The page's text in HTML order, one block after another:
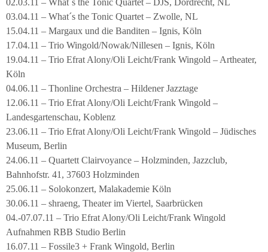
02.03.11 – What´s the Tonic Quartet – DJS, Dordrecht, NL
03.04.11 – What´s the Tonic Quartet – Zwolle, NL
15.04.11 – Margaux und die Banditen – Ignis, Köln
17.04.11 – Trio Wingold/Nowak/Nillesen – Ignis, Köln
19.04.11 – Trio Efrat Alony/Oli Leicht/Frank Wingold – Artheater,
Köln
04.06.11 – Thonline Orchestra – Hildener Jazztage
12.06.11 – Trio Efrat Alony/Oli Leicht/Frank Wingold –
Landesgartenschau, Koblenz
23.06.11 – Trio Efrat Alony/Oli Leicht/Frank Wingold – Jüdisches
Museum, Berlin
24.06.11 – Quartett Clairvoyance – Holzminden, Jazzclub,
Bahnhofstr. 41, 37603 Holzminden
25.06.11 – Solokonzert, Malakademie Köln
30.06.11 – shraeng, Theater im Viertel, Saarbrücken
04.-07.07.11 – Trio Efrat Alony/Oli Leicht/Frank Wingold
Aufnahmen RBB Studio Berlin
16.07.11 – Fossile3 + Frank Wingold, Berlin